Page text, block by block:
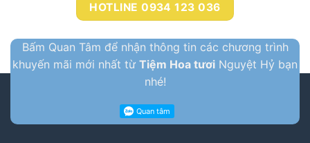
HOTLINE 0934 123 036
Bấm Quan Tâm để nhận thông tin các chương trình
khuyến mãi mới nhất từ Tiệm Hoa tươi Nguyệt Hỷ bạn
nhé!